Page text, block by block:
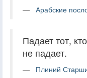
Арабские
Падает тот,
не падает.
Плиний